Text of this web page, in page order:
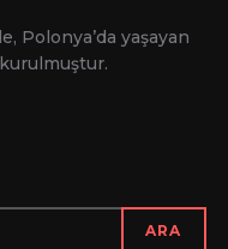
Polonya’da yaşayan
ARA